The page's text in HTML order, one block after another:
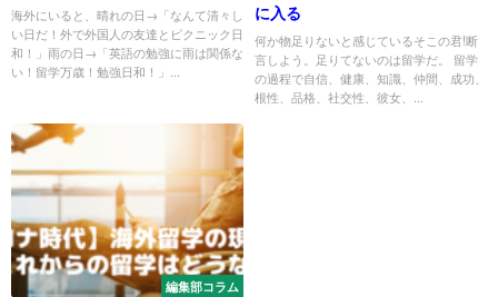
海外にいると、晴れの日→「なんて清々し
い日だ！外で外国人の友達とピクニック日
和！」雨の日→「英語の勉強に雨は関係な
い！留学万歳！勉強日和！」...
に入る
何か物足りないと感じているそこの君!断
言しよう。足りてないのは留学だ。 留学
の過程で自信、健康、知識、仲間、成功、
根性、品格、社交性、彼女、...
編集部コラム